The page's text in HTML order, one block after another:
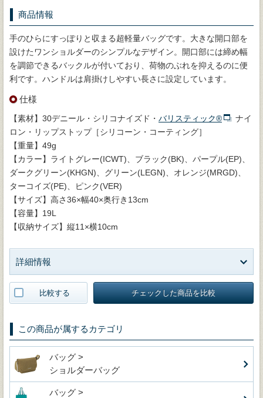
商品情報
手のひらにすっぽりと収まる超軽量バッグです。大きな開口部を
設けたワンショルダーのシンプルなデザイン。開口部には締め幅
を調節できるバックルが付いており、荷物のぶれを抑えるのに便
利です。ハンドルは肩掛けしやすい長さに設定しています。
仕様
【素材】30デニール・シリコナイズド・ バリスティック®
ナイ
ロン・リップストップ［シリコーン・コーティング］
【重量】49g
【カラー】ライトグレー(ICWT)、ブラック(BK)、パープル(EP)、
ダークグリーン(KHGN)、グリーン(LEGN)、オレンジ(MRGD)、
ターコイズ(PE)、ピンク(VER)
【サイズ】高さ36×幅40×奥行き13cm
【容量】19L
【収納サイズ】縦11×横10cm
詳細情報
比較する チェックした商品を比較
この商品が属するカテゴリ
バッグ >
ショルダーバッグ
バッグ >